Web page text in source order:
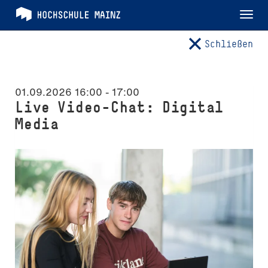
Schließen
01.09.2026 16:00 - 17:00
Live Video-Chat: Digital
Media